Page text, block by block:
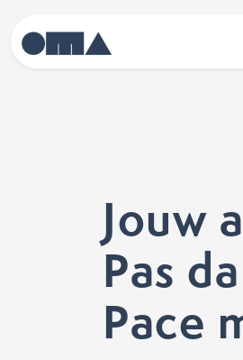
Jouw
Pas
Pace